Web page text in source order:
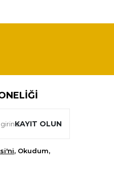
KAYIT OLUN
, Okudum,